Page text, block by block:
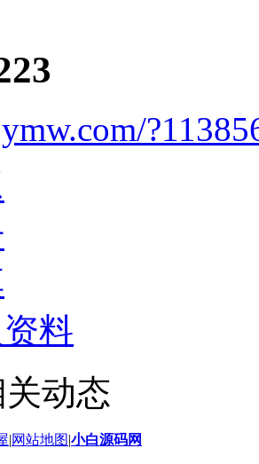
料
动态
|网站地图|小白源码网